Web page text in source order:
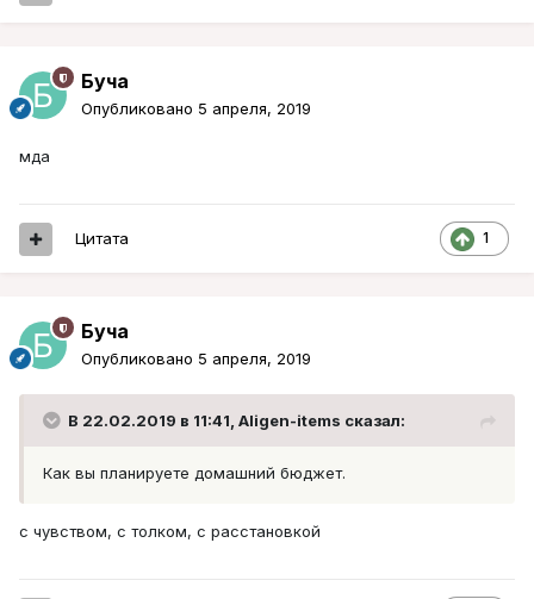
Буча
Опубликовано 5 апреля, 2019
мда
1
Цитата
Буча
Опубликовано 5 апреля, 2019
В 22.02.2019 в 11:41, Aligen-items сказал:
Как вы планируете домашний бюджет.
с чувством, с толком, с расстановкой